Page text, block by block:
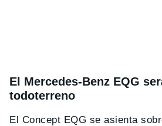
El Mercedes-Benz EQG
todoterreno
El Concept EQG se asienta